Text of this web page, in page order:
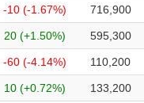
-10 (-1.67%) 716,900
20 (+1.50%) 595,300
-60 (-4.14%) 110,200
10 (+0.72%) 133,200